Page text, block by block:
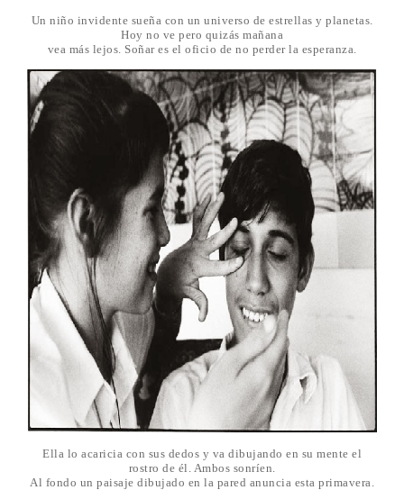
Un niño invidente sueña con un universo de estrellas y planetas.
Hoy no ve pero quizás mañana
vea más lejos. Soñar es el oficio de no perder la esperanza.
Ella lo acaricia con sus dedos y va dibujando en su mente el
rostro de él. Ambos sonríen.
Al fondo un paisaje dibujado en la pared anuncia esta primavera.